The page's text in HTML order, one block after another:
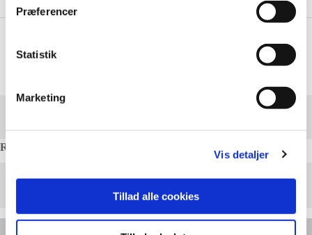
Præferencer
Statistik
Marketing
Vis detaljer
Tillad alle cookies
STRAPBÅND 12 X 0,90 MM 1500 M Ø406
Varenr.: 1086
Rest beholdning: 2